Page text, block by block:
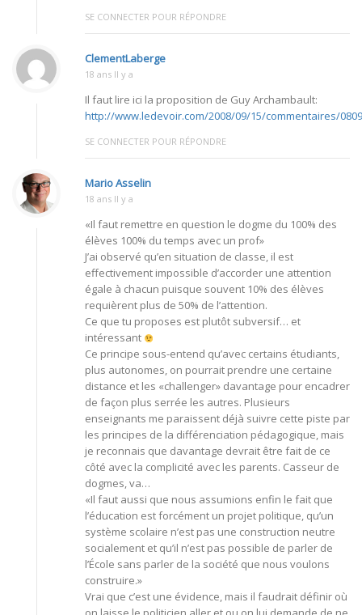
SE CONNECTER POUR RÉPONDRE
ClementLaberge
18 ans Il y a
Il faut lire ici la proposition de Guy Archambault:
http://www.ledevoir.com/2008/09/15/commentaires/
SE CONNECTER POUR RÉPONDRE
Mario Asselin
18 ans Il y a
«Il faut remettre en question le dogme du 100% des
élèves 100% du temps avec un prof»
J’ai observé qu’en situation de classe, il est
effectivement impossible d’accorder une attention
égale à chacun puisque souvent 10% des élèves
requièrent plus de 50% de l’attention.
Ce que tu proposes est plutôt subversif… et
intéressant
Ce principe sous-entend qu’avec certains étudiants,
plus autonomes, on pourrait prendre une certaine
distance et les «challenger» davantage pour encadrer
de façon plus serrée les autres. Plusieurs
enseignants me paraissent déjà suivre cette piste par
les principes de la différenciation pédagogique, mais
je reconnais que davantage devrait être fait de ce
côté avec la complicité avec les parents. Casseur de
dogmes, va…
«Il faut aussi que nous assumions enfin le fait que
l’éducation est forcément un projet politique, qu’un
système scolaire n’est pas une construction neutre
socialement et qu’il n’est pas possible de parler de
l’École sans parler de la société que nous voulons
construire.»
Vrai que c’est une évidence, mais il faudrait définir où